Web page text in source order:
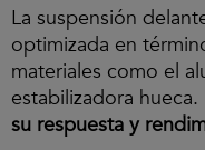
La suspensión
optimizada en
materiales como el
estabilizadora
su respuesta y
e
p
r
o
d
u